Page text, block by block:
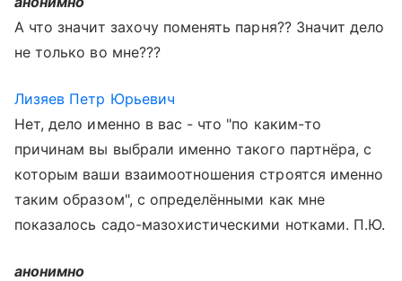
А что значит захочу поменять парня?? Значит дело
не только во мне???
Лизяев Петр Юрьевич
Нет, дело именно в вас - что "по каким-то
причинам вы выбрали именно такого партнёра, с
которым ваши взаимоотношения строятся именно
таким образом", с определёнными как мне
показалось садо-мазохистическими нотками. П.Ю.
анонимно